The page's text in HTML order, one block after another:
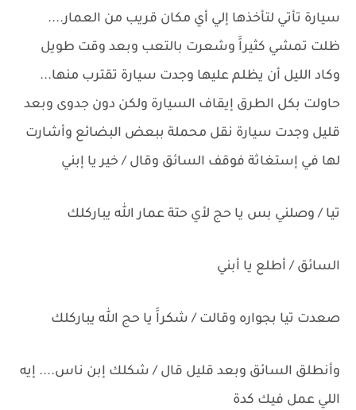
سيارة تأتي لتأخذها إلي أي مكان قريب من العمار....
ظلت تمشي كثيراََ وشعرت بالتعب وبعد وقت طويل
وكاد الليل أن يظلم عليها وجدت سيارة تقترب منها...
حاولت بكل الطرق إيقاف السيارة ولكن دون جدوى وبعد
قليل وجدت سيارة نقل محملة ببعض البضائع وأشارت
لها في إستغاثة فوقف السائق وقال / خير يا إبني
تيا / وصلني بس يا حج لأي حتة عمار الله يباركلك
السائق / أطلع يا أبني
صعدت تيا بجواره وقالت / شكراََ يا حج الله يباركلك
وأنطلق السائق وبعد قليل قال / شكلك إبن ناس.... إيه
اللي عمل فيك كدة